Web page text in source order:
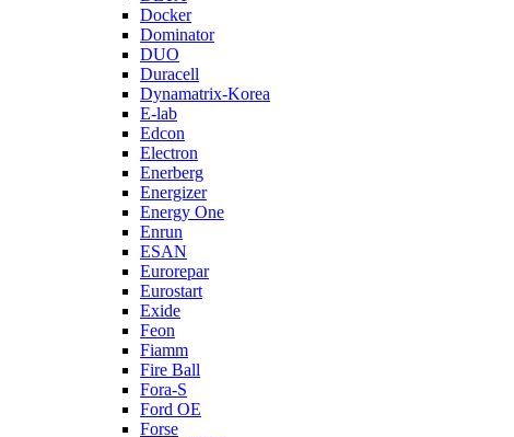
Docker
Dominator
DUO
Duracell
Dynamatrix-Korea
E-lab
Edcon
Electron
Enerberg
Energizer
Energy One
Enrun
ESAN
Eurorepar
Eurostart
Exide
Feon
Fiamm
Fire Ball
Fora-S
Ford OE
Forse